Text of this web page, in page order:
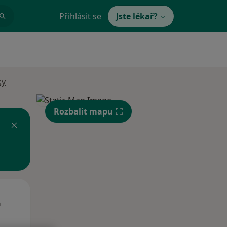
Přihlásit se Jste lékař?
Rozbalit mapu